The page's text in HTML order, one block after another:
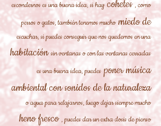
escondernos es una buena idea, si hay cohetes , como
perros o gatos, también tenemos mucho miedo de
escuchar, si puedes conseguir que nos quedemos en una
habitación sin ventanas o con las ventanas cerradas
es una buena idea, puedes poner música
ambiental con sonidos de la naturaleza
o agua para relajarnos, luego dejar siempre mucho
heno fresco , puedes dar un extra dosis de pienso